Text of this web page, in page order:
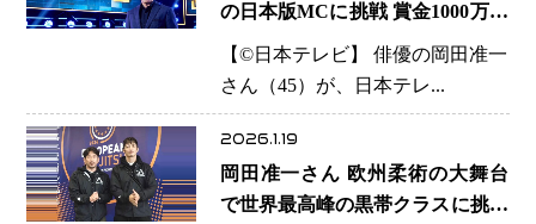
の日本版MCに挑戦 賞金1000万円
を懸けた“1対1の知略バトル”
【©️日本テレビ】 俳優の岡田准一
さん（45）が、日本テレ...
2026.1.19
岡田准一さん 欧州柔術の大舞台
で世界最高峰の黒帯クラスに挑戦